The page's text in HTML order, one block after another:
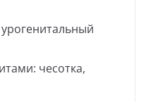
чесотка,